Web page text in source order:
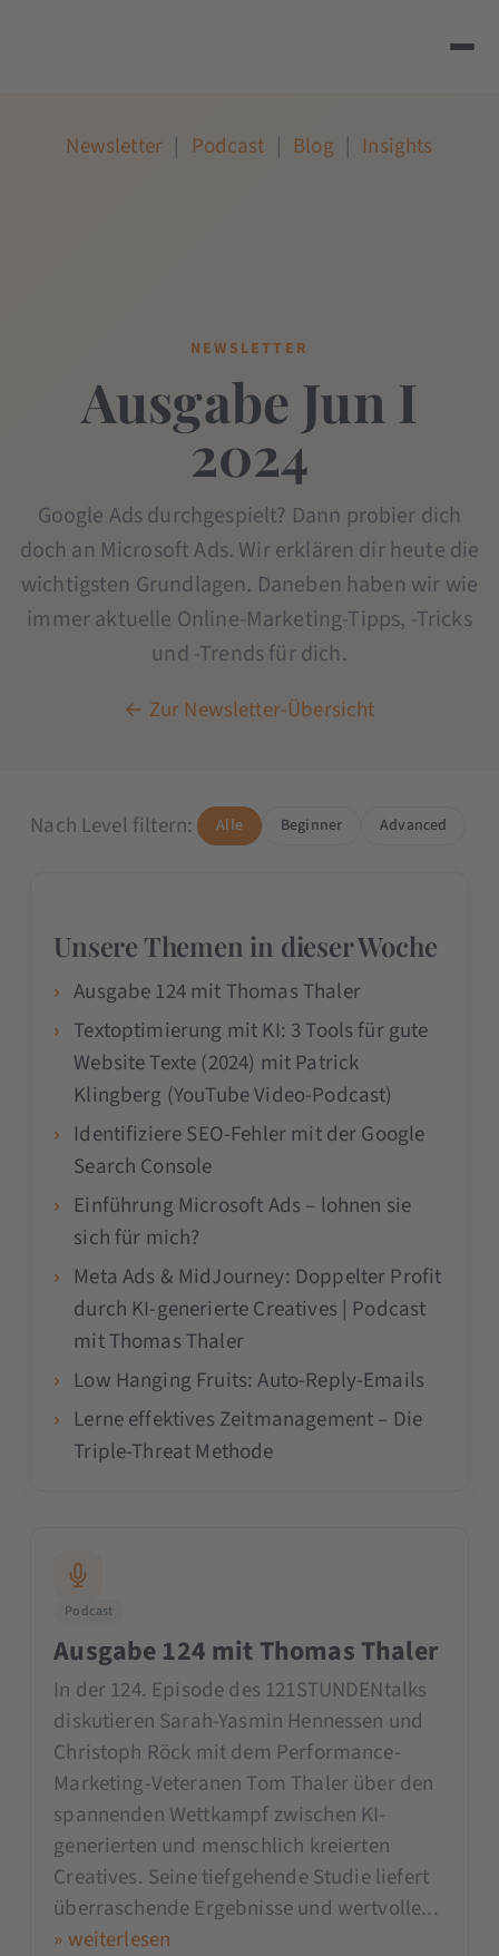
Newsletter | Podcast | Blog | Insights
NEWSLETTER
Ausgabe Jun I
2024
Google Ads durchgespielt? Dann probier dich
doch an Microsoft Ads. Wir erklären dir heute die
wichtigsten Grundlagen. Daneben haben wir wie
immer aktuelle Online-Marketing-Tipps, -Tricks
und -Trends für dich.
← Zur Newsletter-Übersicht
Nach Level filtern: Alle Beginner Advanced
Unsere Themen in dieser Woche
Ausgabe 124 mit Thomas Thaler
Textoptimierung mit KI: 3 Tools für gute
Website Texte (2024) mit Patrick
Klingberg (YouTube Video-Podcast)
Identifiziere SEO-Fehler mit der Google
Search Console
Einführung Microsoft Ads – lohnen sie
sich für mich?
Meta Ads & MidJourney: Doppelter Profit
durch KI-generierte Creatives | Podcast
mit Thomas Thaler
Low Hanging Fruits: Auto-Reply-Emails
Lerne effektives Zeitmanagement – Die
Triple-Threat Methode
Podcast
Ausgabe 124 mit Thomas Thaler
In der 124. Episode des 121STUNDENtalks
diskutieren Sarah-Yasmin Hennessen und
Christoph Röck mit dem Performance-
Marketing-Veteranen Tom Thaler über den
spannenden Wettkampf zwischen KI-
generierten und menschlich kreierten
Creatives. Seine tiefgehende Studie liefert
überraschende Ergebnisse und wertvolle...
» weiterlesen